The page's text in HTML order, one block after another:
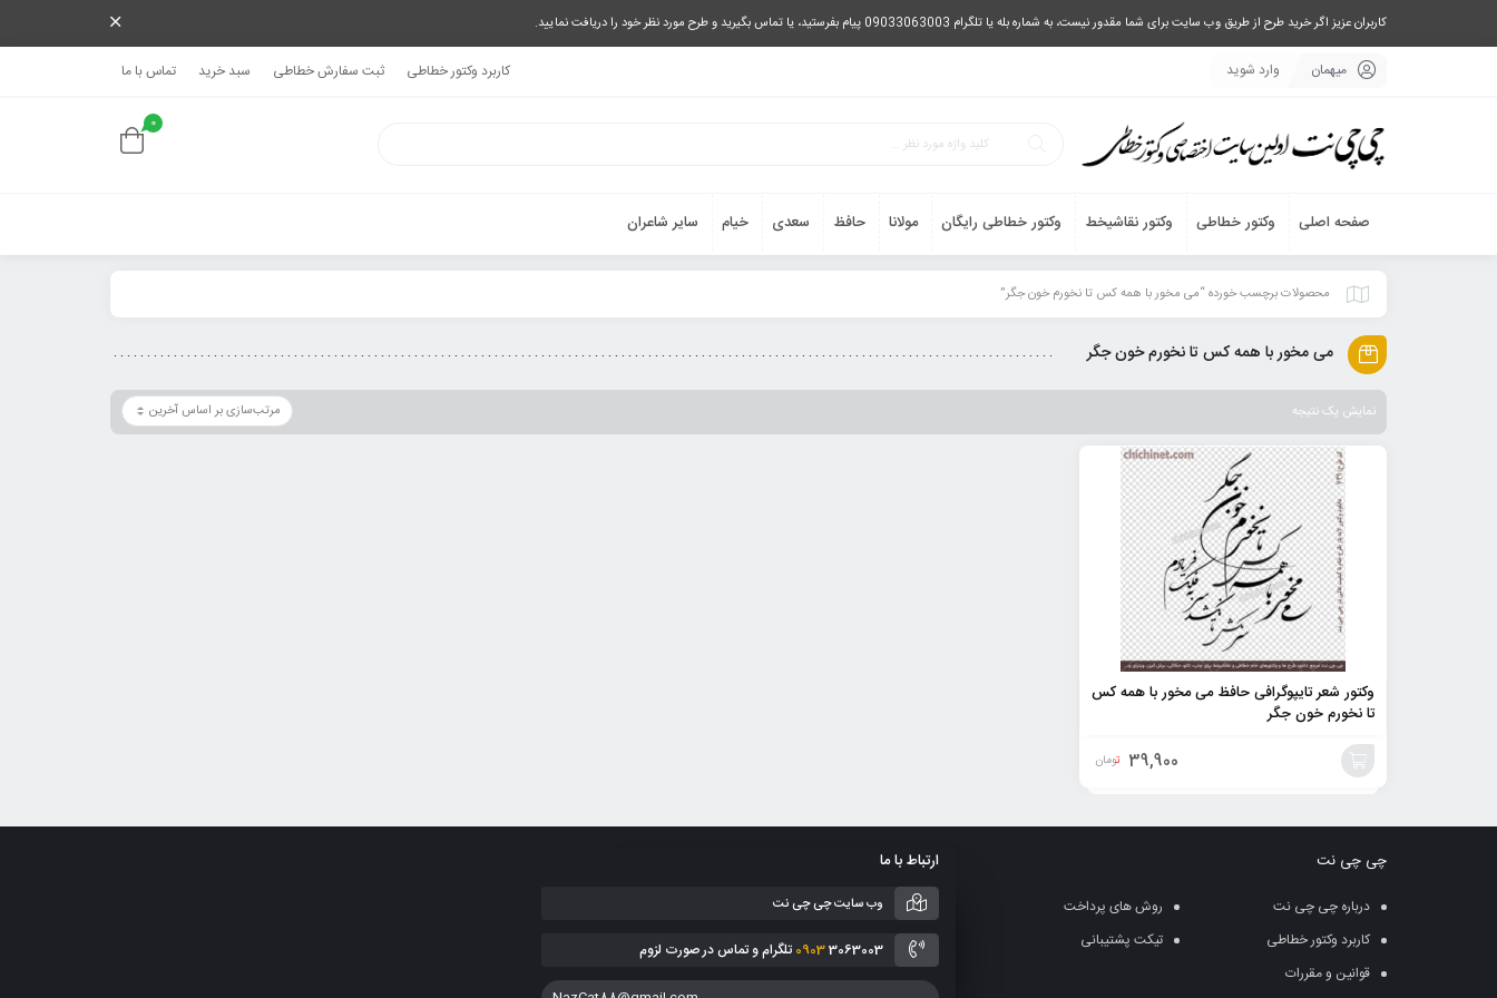
کاربران عزیز اگر خرید طرح از طریق وب سایت برای شما مقدور نیست، به شماره بله یا تلگرام 09033063003 پیام بفرستید، یا تماس بگیرید و طرح مورد نظر خود را دریافت نمایید.
میهمان وارد شوید کاربرد وکتور خطاطی ثبت سفارش خطاطی سبد خرید تماس با ما
0
صفحه اصلی وکتور خطاطی وکتور نقاشیخط وکتور خطاطی رایگان مولانا حافظ سعدی خیام سایر شاعران
محصولات برچسب خورده “می مخور با همه کس تا نخورم خون جگر”
می مخور با همه کس تا نخورم خون جگر
نمایش یک نتیجه
وکتور شعر تایپوگرافی حافظ می مخور با همه کس
تا نخورم خون جگر
39,900 تومان
چی چی نت
درباره چی چی نت
روش های پرداخت
کاربرد وکتور خطاطی
تیکت پشتیبانی
قوانین و مقررات
ارتباط با ما
وب سایت چی چی نت
09033063003 تلگرام و تماس در صورت لزوم